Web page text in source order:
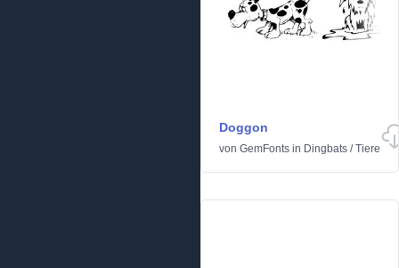
Doggon
von GemFonts in Dingbats /Tiere